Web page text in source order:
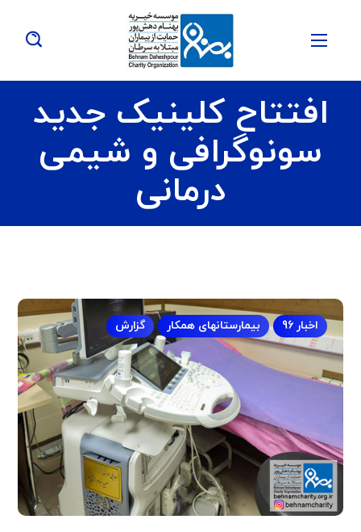
افتتاح کلینیک جدید
سونوگرافی و شیمی
درمانی
اخبار 96 بیمارستانهای همکار گزارش